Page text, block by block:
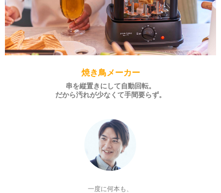
焼き鳥メーカー
串を縦置きにして自動回転。
だから汚れが少なくて手間要らず。
自動で回転しながら、